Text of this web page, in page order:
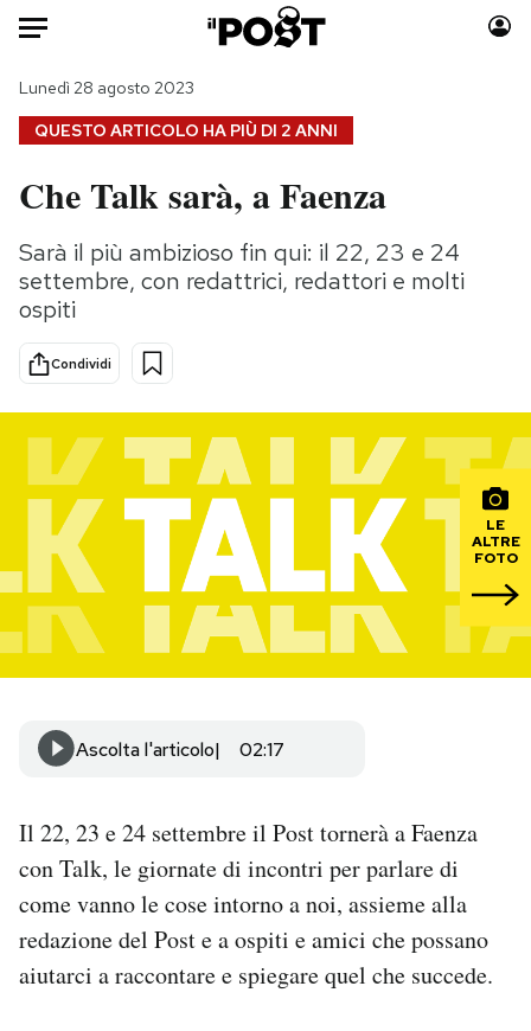
HOME
Italia
Politica
Scienza
Economia
Sport
Moda
Consumismi
Altrecose
Mondiali calcio 2026
PODCAST
NEWSLETTER
I MIEI PREFERITI
AREA PERSONALE
QUESTO ARTICOLO HA PIÙ DI 2 ANNI
Lunedì 28 agosto 2023
Che Talk sarà, a Faenza
Sarà il più ambizioso fin qui: il 22, 23 e 24
settembre, con redattrici, redattori e molti
ospiti
Condividi
LE
ALTRE
FOTO
Ascolta l'articolo 02:17
Il 22, 23 e 24 settembre il Post tornerà a Faenza
con Talk, le giornate di incontri per parlare di
come vanno le cose intorno a noi, assieme alla
redazione del Post e a ospiti e amici che possano
aiutarci a raccontare e spiegare quel che succede.